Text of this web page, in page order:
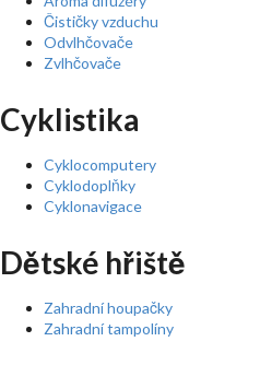
Čističky vzduchu
Odvlhčovače
Zvlhčovače
Cyklistika
Cyklocomputery
Cyklodoplňky
Cyklonavigace
Dětské hřiště
Zahradní houpačky
Zahradní tampolíny